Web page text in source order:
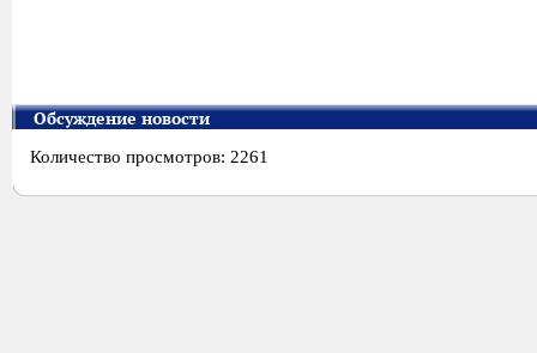
Обсуждение новости
Количество просмотров: 2261